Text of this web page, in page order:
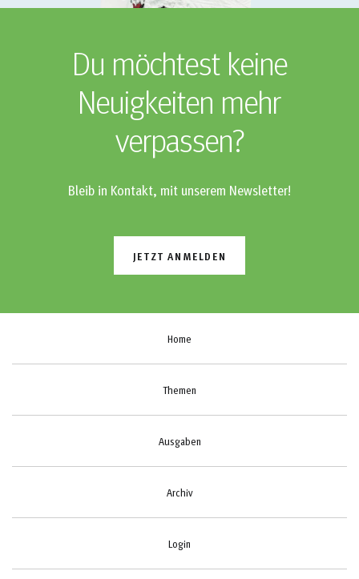
Du möchtest keine
Neuigkeiten mehr
verpassen?
Bleib in Kontakt, mit unserem Newsletter!
JETZT ANMELDEN
Home
Themen
Ausgaben
Archiv
Login